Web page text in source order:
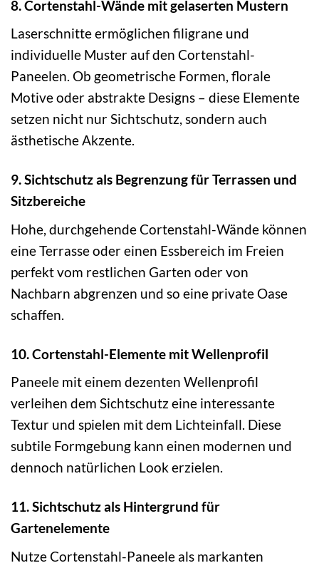
8. Cortenstahl-Wände mit gelaserten Mustern
Laserschnitte ermöglichen filigrane und
individuelle Muster auf den Cortenstahl-
Paneelen. Ob geometrische Formen, florale
Motive oder abstrakte Designs – diese Elemente
setzen nicht nur Sichtschutz, sondern auch
ästhetische Akzente.
9. Sichtschutz als Begrenzung für Terrassen und
Sitzbereiche
Hohe, durchgehende Cortenstahl-Wände können
eine Terrasse oder einen Essbereich im Freien
perfekt vom restlichen Garten oder von
Nachbarn abgrenzen und so eine private Oase
schaffen.
10. Cortenstahl-Elemente mit Wellenprofil
Paneele mit einem dezenten Wellenprofil
verleihen dem Sichtschutz eine interessante
Textur und spielen mit dem Lichteinfall. Diese
subtile Formgebung kann einen modernen und
dennoch natürlichen Look erzielen.
11. Sichtschutz als Hintergrund für
Gartenelemente
Nutze Cortenstahl-Paneele als markanten